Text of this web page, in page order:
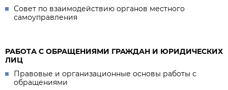
Совет по взаимодействию органов местного
самоуправления
РАБОТА С ОБРАЩЕНИЯМИ ГРАЖДАН И ЮРИДИЧЕСКИХ
ЛИЦ
Правовые и организационные основы работы с
обращениями